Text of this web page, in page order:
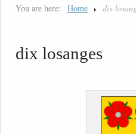
You are here: Home dix
dix losanges